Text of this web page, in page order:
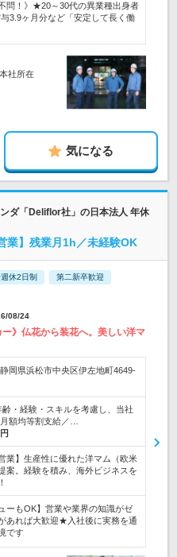
問！》★20～30代の異業種出身者
3.9ヶ月分など「安定して長く働
社所在
気になる
ダ「Deliflor社」の日本法人 年休
業】残業月1h／未経験OK
休2日制 第二新卒歓迎
08/24
ー》仏花から装花へ。美しい洋マ
岡県浜松市中央区伊左地町4649-
・経験・スキルを考慮し、当社
額均等割支給／…
業】生産性に優れた洋マム（欧米
案。経験を積み、海外ビジネスを
ーもOK】営業や業界の知識がゼ
あれば大歓迎★入社後に実務を通
です